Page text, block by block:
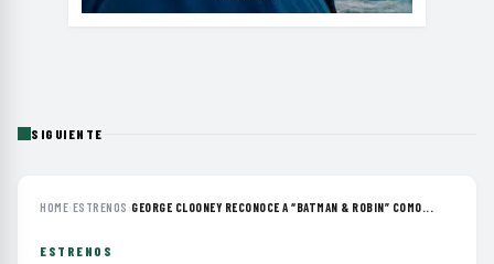
SIGUIENTE
HOME›ESTRENOS ›GEORGE CLOONEY RECONOCE A “BATMAN & ROBIN” COMO...
ESTRENOS